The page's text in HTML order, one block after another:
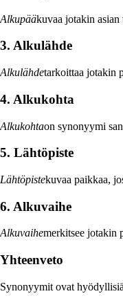
Alkupääkuvaa jotakin asian
3. Alkulähde
Alkulähdetarkoittaa jotakin
4. Alkukohta
Alkukohtaon synonyymi
5. Lähtöpiste
Lähtöpistekuvaa paikkaa,
6. Alkuvaihe
Alkuvaihemerkitsee jotakin
Yhteenveto
Synonyymit ovat